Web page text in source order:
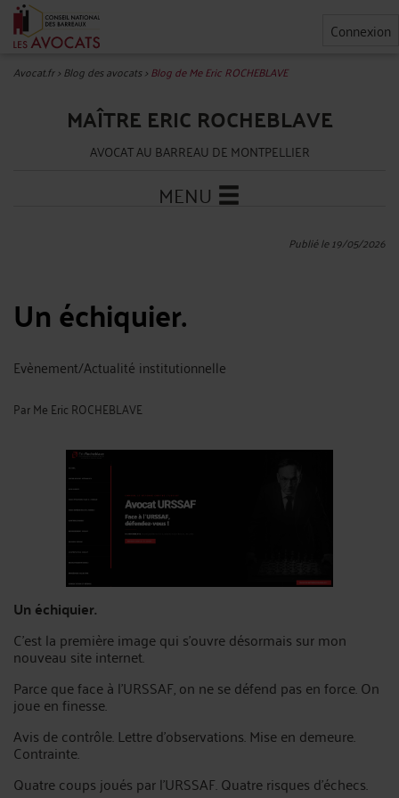
Connexion
Avocat.fr>Blog des avocats>Blog de Me Eric ROCHEBLAVE
MAÎTRE ERIC ROCHEBLAVE
AVOCAT AU BARREAU DE MONTPELLIER
MENU
Publié le 19/05/2026
Un échiquier.
Evènement/Actualité institutionnelle
ParMe Eric ROCHEBLAVE
Un échiquier.
C'est la première image qui s'ouvre désormais sur mon
nouveau site internet.
Parce que face à l'URSSAF, on ne se défend pas en force. On
joue en finesse.
Avis de contrôle. Lettre d'observations. Mise en demeure.
Contrainte.
Quatre coups joués par l'URSSAF. Quatre risques d'échecs.